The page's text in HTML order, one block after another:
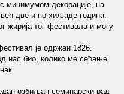
минимумом декорације, на
две и по хиљаде година.
жирија тог фестивала и могу
је одржан 1826.
нас био, колико ме сећање
озбиљан семинарски рад